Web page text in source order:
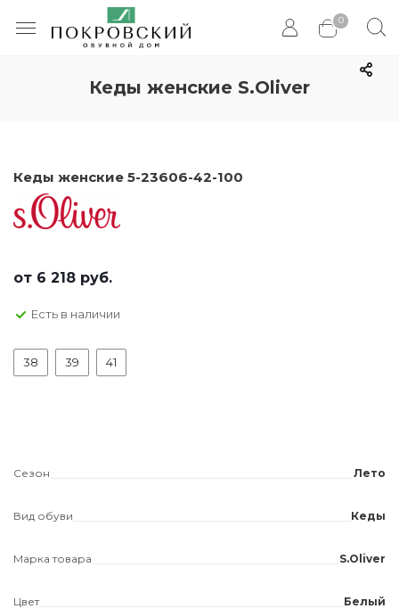
0
Кеды женские S.Oliver
Кеды женские 5-23606-42-100
от 6 218 руб.
Есть в наличии
38 39 41
Сезон Лето
Вид обуви Кеды
Марка товара S.Oliver
Цвет Белый